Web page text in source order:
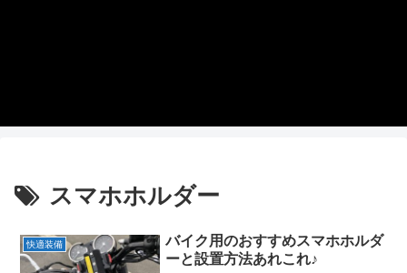
スマホホルダー
快適装備
バイク用のおすすめスマホホルダ
ーと設置方法あれこれ♪